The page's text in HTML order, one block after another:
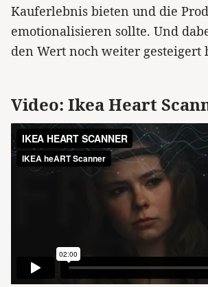
Kauferlebnis bieten und die
emotionalisieren sollte. Und
den Wert noch weiter gesteigert
Video: Ikea Heart